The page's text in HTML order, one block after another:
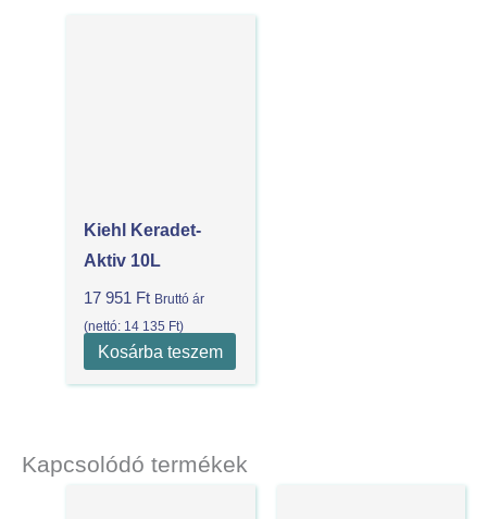
Kiehl Keradet-
Aktiv 10L
17 951 Ft Bruttó ár
(nettó: 14 135 Ft)
Kosárba teszem
Kapcsolódó termékek